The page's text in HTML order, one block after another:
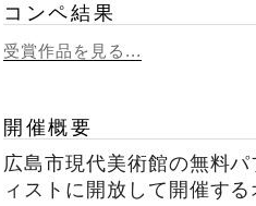
コンペ結果
受賞作品を見る...
開催概要
広島市現代美術館の無料
ィストに開放して開催す